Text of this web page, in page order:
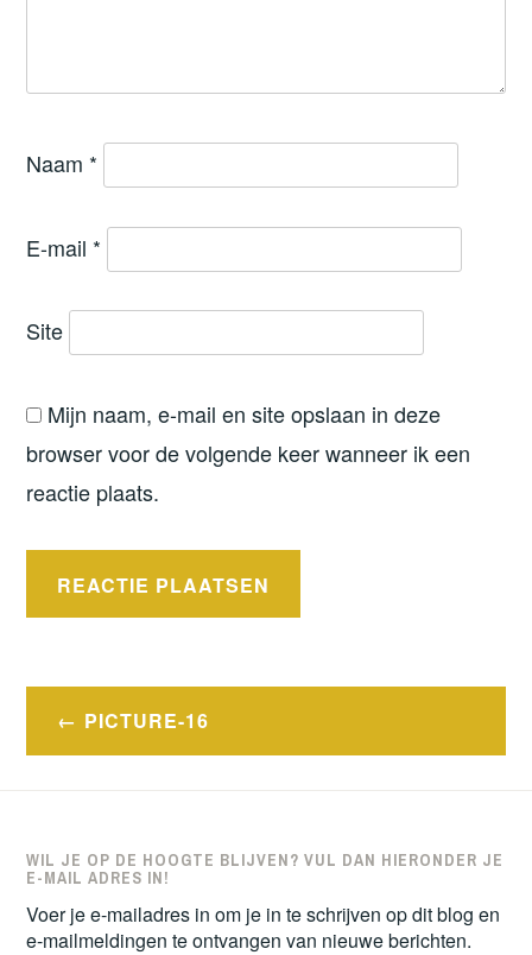
Naam *
E-mail *
Site
Mijn naam, e-mail en site opslaan in deze
browser voor de volgende keer wanneer ik een
reactie plaats.
Bericht
navigatie
PICTURE-16
WIL JE OP DE HOOGTE BLIJVEN? VUL DAN HIERONDER JE
E-MAIL ADRES IN!
Voer je e-mailadres in om je in te schrijven op dit blog en
e-mailmeldingen te ontvangen van nieuwe berichten.